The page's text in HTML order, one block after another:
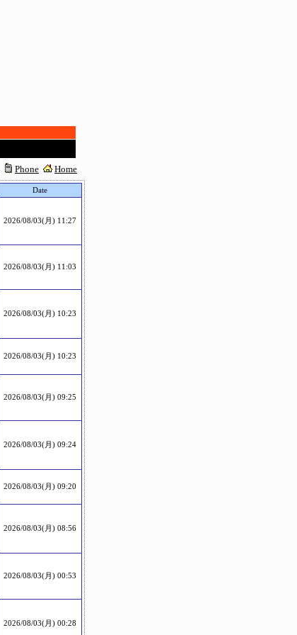
Phone Home
Date
2026/08/03(月) 11:27
2026/08/03(月) 11:03
2026/08/03(月) 10:23
2026/08/03(月) 10:23
2026/08/03(月) 09:25
2026/08/03(月) 09:24
2026/08/03(月) 09:20
2026/08/03(月) 08:56
2026/08/03(月) 00:53
2026/08/03(月) 00:28